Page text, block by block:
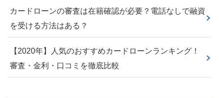
カードローンの審査は在籍確認が必要？電話なしで融資
を受ける方法はある？
【2020年】人気のおすすめカードローンランキング！
審査・金利・口コミを徹底比較